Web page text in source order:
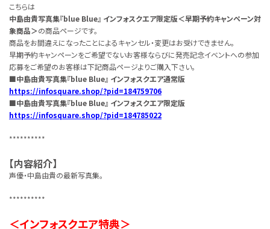
こちらは
中島由貴写真集『blue Blue』 インフォスクエア限定版＜早期予約キャンペーン対
象商品＞の商品ページです。
商品をお間違えになったことによるキャンセル・変更はお受けできません。
早期予約キャンペーンをご希望でないお客様ならびに発売記念イベントへの参加
応募をご希望のお客様は下記商品ページよりご購入下さい。
■中島由貴写真集『blue Blue』 インフォスクエア通常版
https://infosquare.shop/?pid=184759706
■中島由貴写真集『blue Blue』 インフォスクエア限定版
https://infosquare.shop/?pid=184785022
**********
【内容紹介】
声優・中島由貴の最新写真集。
**********
＜インフォスクエア特典＞